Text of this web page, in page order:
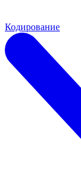
Кодирование